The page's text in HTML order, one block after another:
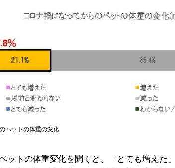
ペットの体重の変化
ットの体重変化を聞くと、「とても増えた